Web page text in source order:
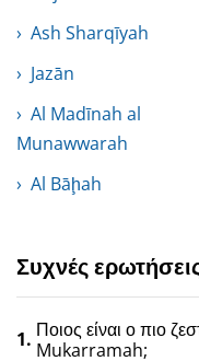
Ash Sharqīyah
Jazān
Al Madīnah al
Munawwarah
Al Bāḩah
Συχνές
1. Ποιος είναι ο πιο
Mukarramah;